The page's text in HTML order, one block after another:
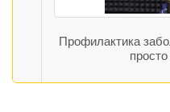
Профилактика